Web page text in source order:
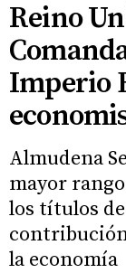
Reino
Imperio
Almudena
mayor
los títulos
contribución
la economía